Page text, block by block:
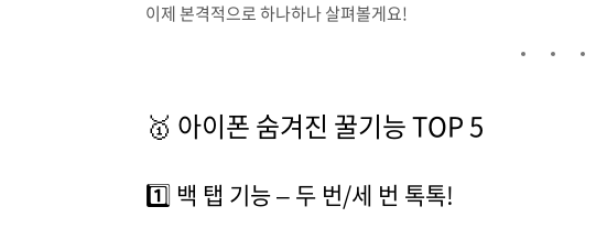
이제 본격적으로 하나하나 살펴볼게요!
🥇 아이폰 숨겨진 꿀기능 TOP 5
1️⃣ 백 탭 기능 – 두 번/세 번 톡톡!